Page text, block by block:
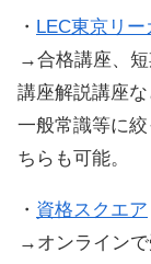
・ LEC東京リ
→合格講座、
講座解説講座な
一般常識等に
ちらも可能。
・ 資格スクエア
→オンラインで